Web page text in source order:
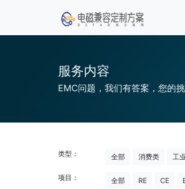
服务内容
EMC问题，我们有答案，您的
类型： 全部 消费类 工
项目： 全部 RE CE